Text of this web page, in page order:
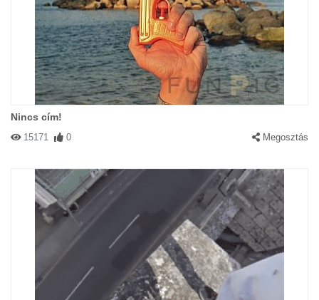
Nincs cím!
15171 0 Megosztás